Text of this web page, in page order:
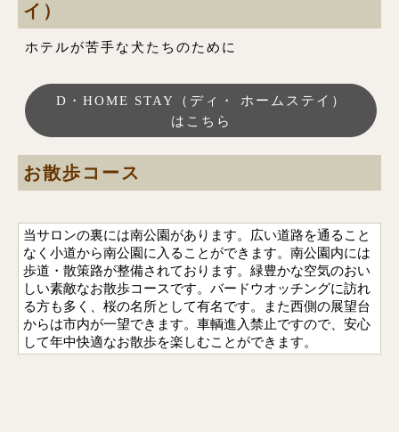
イ）
ホテルが苦手な犬たちのために
D・HOME STAY（ディ・ ホームステイ）
はこちら
お散歩コース
当サロンの裏には南公園があります。広い道路を通ること
なく小道から南公園に入ることができます。南公園内には
歩道・散策路が整備されております。緑豊かな空気のおい
しい素敵なお散歩コースです。バードウオッチングに訪れ
る方も多く、桜の名所として有名です。また西側の展望台
からは市内が一望できます。車輌進入禁止ですので、安心
して年中快適なお散歩を楽しむことができます。